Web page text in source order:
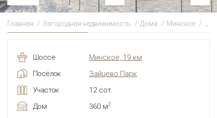
Главная Загородная недвижимость Дома Минское
Шоссе
Минское, 19 км
Посёлок
Зайцево Парк
Участок
12 сот.
Дом
360 м2